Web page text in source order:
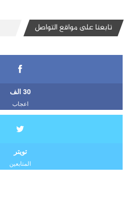
تابعنا على مواقع التواصل
30 الف
اعجاب
تويتر
المتابعين